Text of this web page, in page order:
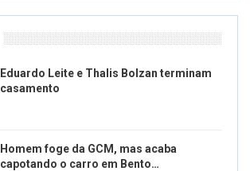
Eduardo Leite e Thalis Bolzan terminam
casamento
Homem foge da GCM, mas acaba
capotando o carro em Bento…